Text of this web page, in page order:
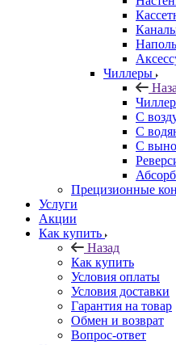
Чиллеры
С
С
С
Прецизионные
Услуги
Акции
Как купить
Назад
Как купить
Условия оплаты
Условия доставки
Гарантия на товар
Обмен и возврат
Вопрос-ответ